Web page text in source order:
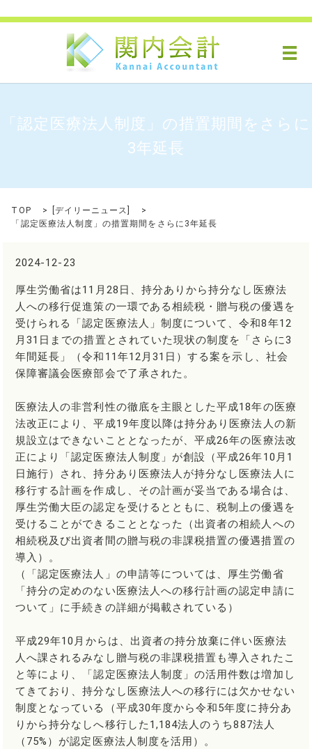
メ
「認定医療法人制度」の措置期間をさらに
3年延長
TOP デイリーニュース
「認定医療法人制度」の措置期間をさらに3年延長
2024-12-23
厚生労働省は11月28日、持分ありから持分なし医療法
人への移行促進策の一環である相続税・贈与税の優遇を
受けられる「認定医療法人」制度について、令和8年12
月31日までの措置とされていた現状の制度を「さらに3
年間延長」（令和11年12月31日）する案を示し、社会
保障審議会医療部会で了承された。
医療法人の非営利性の徹底を主眼とした平成18年の医療
法改正により、平成19年度以降は持分あり医療法人の新
規設立はできないこととなったが、平成26年の医療法改
正により「認定医療法人制度」が創設（平成26年10月1
日施行）され、持分あり医療法人が持分なし医療法人に
移行する計画を作成し、その計画が妥当である場合は、
厚生労働大臣の認定を受けるとともに、税制上の優遇を
受けることができることとなった（出資者の相続人への
相続税及び出資者間の贈与税の非課税措置の優遇措置の
導入）。
（「認定医療法人」の申請等については、厚生労働省
「持分の定めのない医療法人への移行計画の認定申請に
ついて」に手続きの詳細が掲載されている）
平成29年10月からは、出資者の持分放棄に伴い医療法
人へ課されるみなし贈与税の非課税措置も導入されたこ
と等により、「認定医療法人制度」の活用件数は増加し
てきており、持分なし医療法人への移行には欠かせない
制度となっている（平成30年度から令和5年度に持分あ
りから持分なしへ移行した1,184法人のうち887法人
（75%）が認定医療法人制度を活用）。